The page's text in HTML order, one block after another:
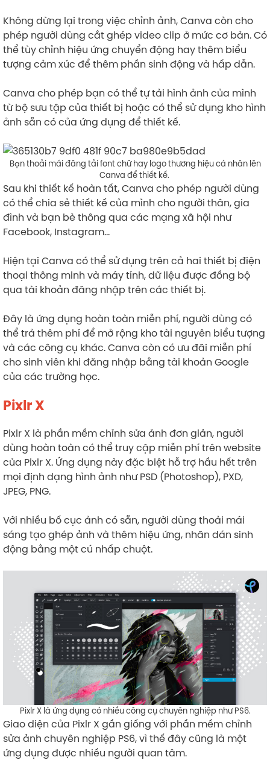
Không dừng lại trong việc chỉnh ảnh, Canva còn cho
phép người dùng cắt ghép video clip ở mức cơ bản. Có
thể tùy chỉnh hiệu ứng chuyển động hay thêm biểu
tượng cảm xúc để thêm phần sinh động và hấp dẫn.
Canva cho phép bạn có thể tự tải hình ảnh của mình
từ bộ sưu tập của thiết bị hoặc có thể sử dụng kho hình
ảnh sẵn có của ứng dụng để thiết kế.
Bạn thoải mái đăng tải font chữ hay logo thương hiệu cá nhân lên
Canva để thiết kế.
Sau khi thiết kế hoàn tất, Canva cho phép người dùng
có thể chia sẻ thiết kế của mình cho người thân, gia
đình và bạn bè thông qua các mạng xã hội như
Facebook, Instagram…
Hiện tại Canva có thể sử dụng trên cả hai thiết bị điện
thoại thông minh và máy tính, dữ liệu được đồng bộ
qua tài khoản đăng nhập trên các thiết bị.
Đây là ứng dụng hoàn toàn miễn phí, người dùng có
thể trả thêm phí để mở rộng kho tài nguyên biểu tượng
và các công cụ khác. Canva còn có ưu đãi miễn phí
cho sinh viên khi đăng nhập bằng tài khoản Google
của các trường học.
Pixlr X
Pixlr X là phần mềm chỉnh sửa ảnh đơn giản, người
dùng hoàn toàn có thể truy cập miễn phí trên website
của Pixlr X. Ứng dụng này đặc biệt hỗ trợ hầu hết trên
mọi định dạng hình ảnh như PSD (Photoshop), PXD,
JPEG, PNG.
Với nhiều bố cục ảnh có sẵn, người dùng thoải mái
sáng tạo ghép ảnh và thêm hiệu ứng, nhãn dán sinh
động bằng một cú nhấp chuột.
Pixlr X là ứng dụng có nhiều công cụ chuyên nghiệp như PS6.
Giao diện của Pixlr X gần giống với phần mềm chỉnh
sửa ảnh chuyên nghiệp PS6, vì thế đây cũng là một
ứng dụng được nhiều người quan tâm.